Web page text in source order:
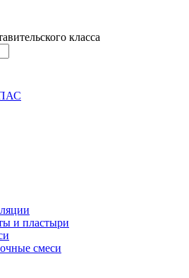
класса
и пластыри
смеси